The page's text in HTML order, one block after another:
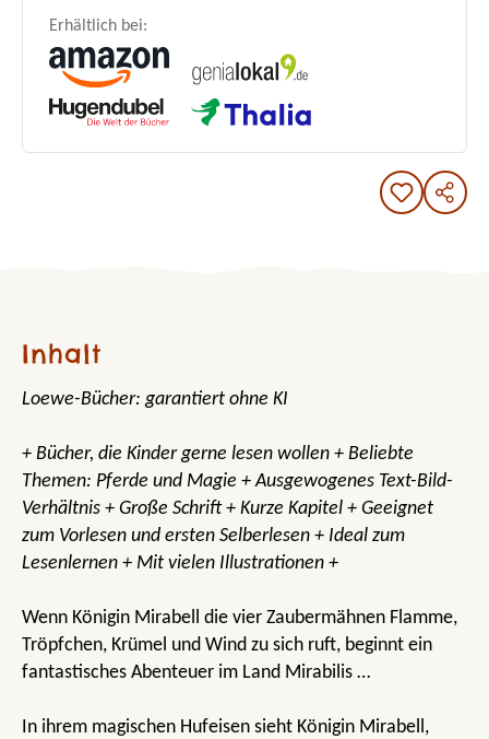
Erhältlich bei:
Inhalt
Loewe-Bücher: garantiert ohne KI
+ Bücher, die Kinder gerne lesen wollen + Beliebte
Themen: Pferde und Magie + Ausgewogenes Text-Bild-
Verhältnis + Große Schrift + Kurze Kapitel + Geeignet
zum Vorlesen und ersten Selberlesen + Ideal zum
Lesenlernen + Mit vielen Illustrationen +
Wenn Königin Mirabell die vier Zaubermähnen Flamme,
Tröpfchen, Krümel und Wind zu sich ruft, beginnt ein
fantastisches Abenteuer im Land Mirabilis …
In ihrem magischen Hufeisen sieht Königin Mirabell,